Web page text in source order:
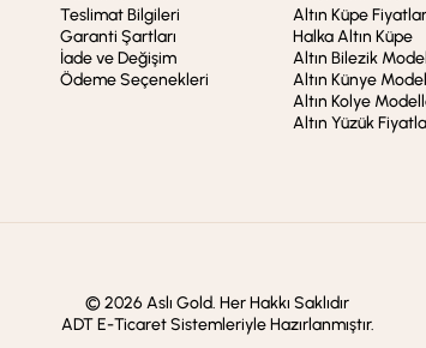
Teslimat Bilgileri
Garanti Şartları
İade ve Değişim
Ödeme Seçenekleri
Altın Küpe
Halka Altın Küpe
Altın Bilezik
Altın Künye
Altın Kolye
Altın Yüzük
© 2026 Aslı Gold. Her Hakkı Saklıdır
ADT E-Ticaret Sistemleriyle Hazırlanmıştır.